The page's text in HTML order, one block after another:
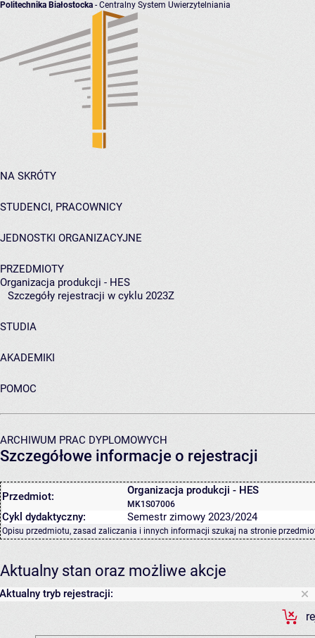
Politechnika Białostocka - Centralny System Uwierzytelniania
NA SKRÓTY
STUDENCI, PRACOWNICY
JEDNOSTKI ORGANIZACYJNE
PRZEDMIOTY
Organizacja produkcji - HES
Szczegóły rejestracji w cyklu 2023Z
STUDIA
AKADEMIKI
POMOC
ARCHIWUM PRAC DYPLOMOWYCH
Szczegółowe informacje o rejestracji
Przedmiot: Organizacja produkcji - HES
MK1S07006
Cykl dydaktyczny: Semestr zimowy 2023/2024
Opisu przedmiotu, zasad zaliczania i innych informacji szukaj na stronie
Aktualny stan oraz możliwe akcje
Aktualny tryb rejestracji: